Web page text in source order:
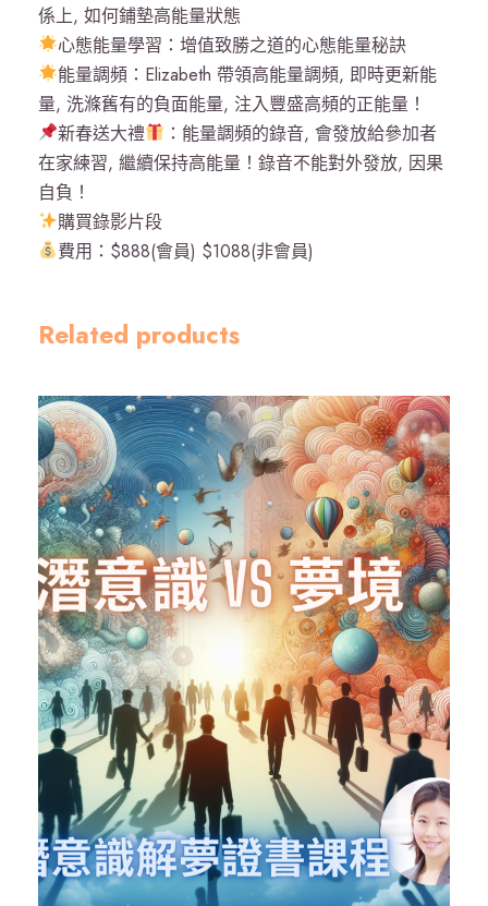
係上, 如何鋪墊高能量狀態
心態能量學習：增值致勝之道的心態能量秘訣
能量調頻：Elizabeth 帶領高能量調頻, 即時更新能
量, 洗滌舊有的負面能量, 注入豐盛高頻的正能量！
新春送大禮
：能量調頻的錄音, 會發放給參加者
在家練習, 繼續保持高能量！錄音不能對外發放, 因果
自負！
購買錄影片段
費用：$888(會員) $1088(非會員)
Related products